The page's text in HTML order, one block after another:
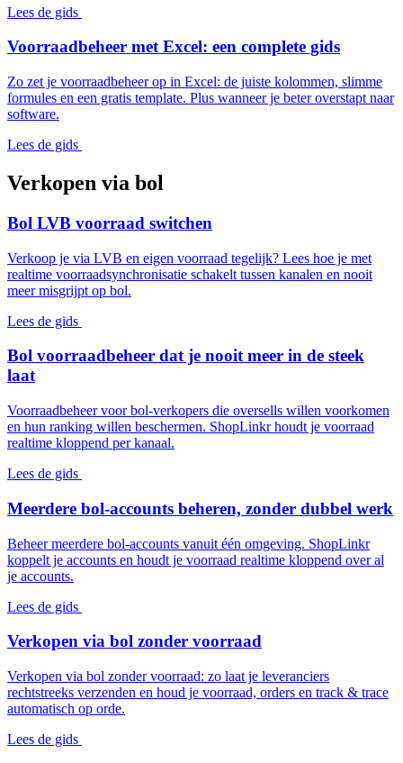
Lees de gids
Voorraadbeheer met Excel: een complete gids
Zo zet je voorraadbeheer op in Excel: de juiste kolommen, slimme
formules en een gratis template. Plus wanneer je beter overstapt naar
software.
Lees de gids
Verkopen via bol
Bol LVB voorraad switchen
Verkoop je via LVB en eigen voorraad tegelijk? Lees hoe je met
realtime voorraadsynchronisatie schakelt tussen kanalen en nooit
meer misgrijpt op bol.
Lees de gids
Bol voorraadbeheer dat je nooit meer in de steek
laat
Voorraadbeheer voor bol-verkopers die oversells willen voorkomen
en hun ranking willen beschermen. ShopLinkr houdt je voorraad
realtime kloppend per kanaal.
Lees de gids
Meerdere bol-accounts beheren, zonder dubbel werk
Beheer meerdere bol-accounts vanuit één omgeving. ShopLinkr
koppelt je accounts en houdt je voorraad realtime kloppend over al
je accounts.
Lees de gids
Verkopen via bol zonder voorraad
Verkopen via bol zonder voorraad: zo laat je leveranciers
rechtstreeks verzenden en houd je voorraad, orders en track & trace
automatisch op orde.
Lees de gids